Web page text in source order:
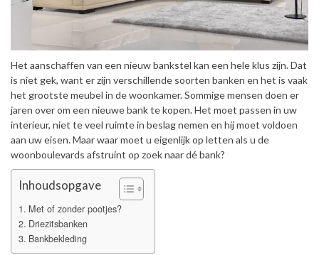
Het aanschaffen van een nieuw bankstel kan een hele klus zijn. Dat
is niet gek, want er zijn verschillende soorten banken en het is vaak
het grootste meubel in de woonkamer. Sommige mensen doen er
jaren over om een nieuwe bank te kopen. Het moet passen in uw
interieur, niet te veel ruimte in beslag nemen en hij moet voldoen
aan uw eisen. Maar waar moet u eigenlijk op letten als u de
woonboulevards afstruint op zoek naar dé bank?
Inhoudsopgave
Met of zonder pootjes?
Driezitsbanken
Bankbekleding